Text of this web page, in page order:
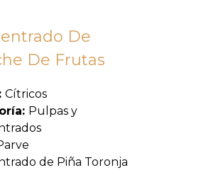
De
De Frutas
Cítricos
Pulpas y
de Piña Toronja